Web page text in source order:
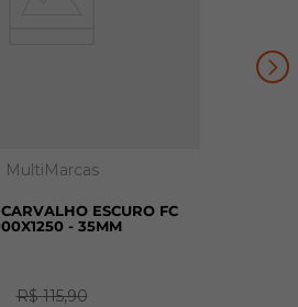
MultiMarcas
ESCURO FC
- 35MM
R$ 115,90